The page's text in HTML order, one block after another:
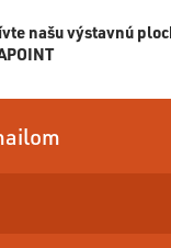
našu výstavnú